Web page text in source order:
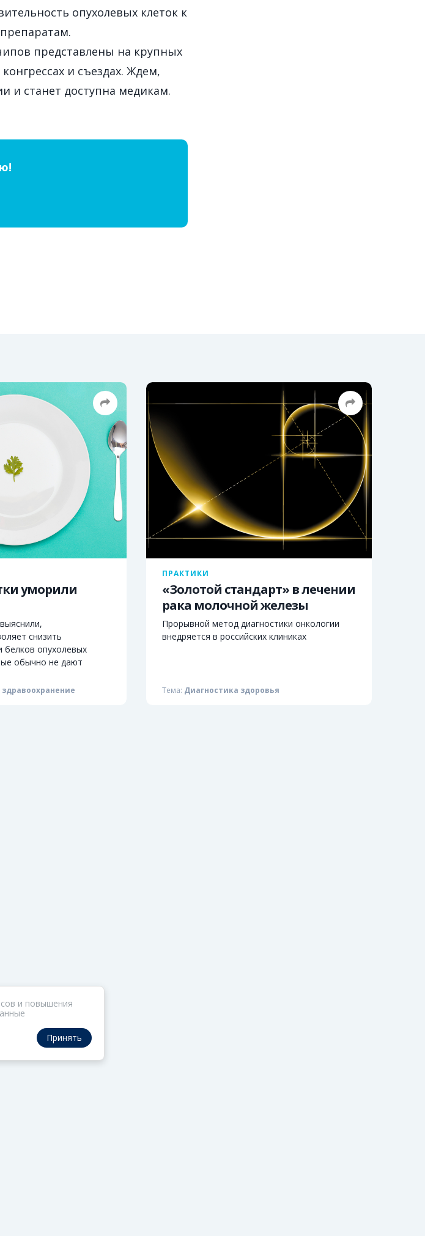
и повышения
Принять
опухолевых клеток к
представлены на крупных
и съездах. Ждем,
и станет доступна медикам.
уморили
снизить
белков опухолевых
обычно не дают
ПРАКТИКИ
«Золотой стандарт» в лечении
рака молочной железы
Прорывной метод диагностики онкологии
внедряется в российских клиниках
Тема: Диагностика здоровья